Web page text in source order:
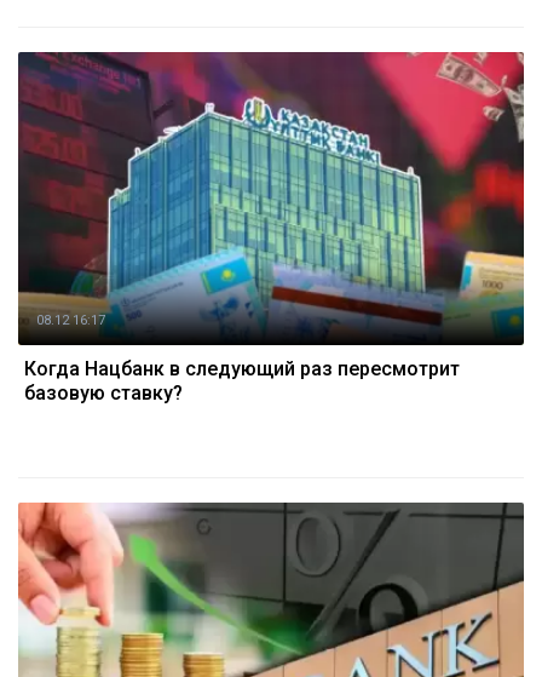
08.12 16:17
Когда Нацбанк в следующий раз пересмотрит
базовую ставку?